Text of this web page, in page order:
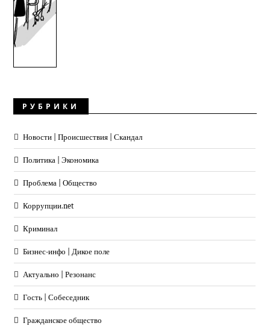
РУБРИКИ
Новости | Происшествия | Скандал
Политика | Экономика
Проблема | Общество
Коррупции.net
Криминал
Бизнес-инфо | Дикое поле
Актуально | Резонанс
Гость | Собеседник
Гражданское общество